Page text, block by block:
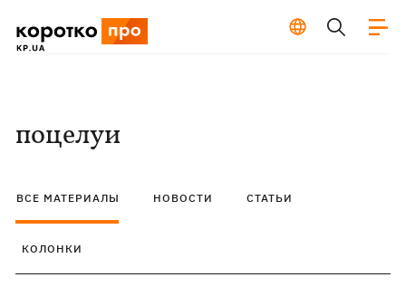
поцелуи
ВСЕ МАТЕРИАЛЫ НОВОСТИ СТАТЬИ
КОЛОНКИ